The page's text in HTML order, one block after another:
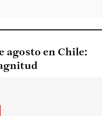
agosto en Chile: